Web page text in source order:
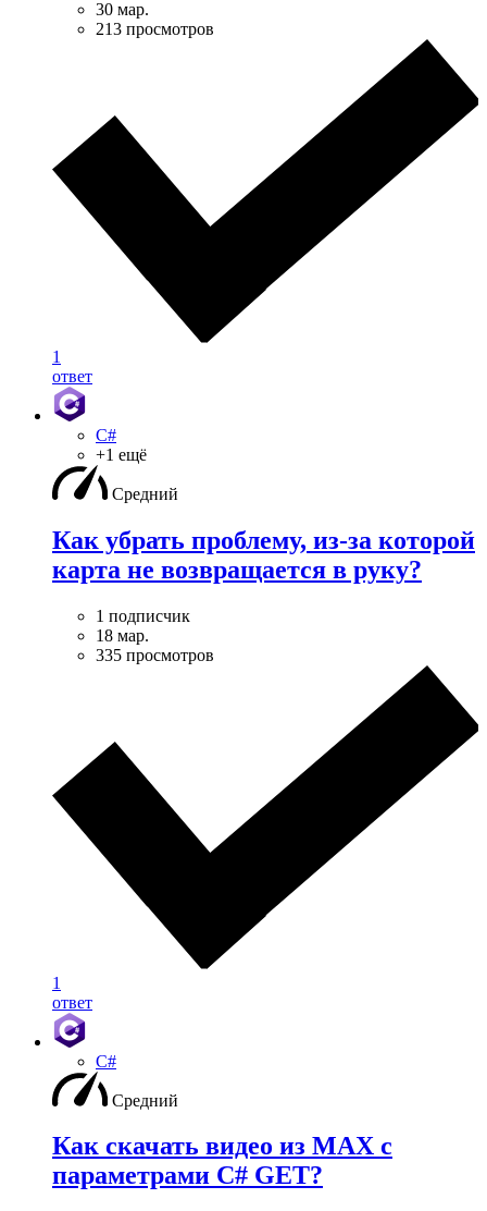
30 мар.
213 просмотров
1
ответ
C#
+1 ещё
Средний
Как убрать проблему, из-за которой
карта не возвращается в руку?
1 подписчик
18 мар.
335 просмотров
1
ответ
C#
Средний
Как скачать видео из MAX с
параметрами C# GET?